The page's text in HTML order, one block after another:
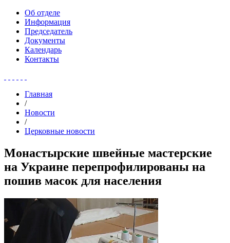
Об отделе
Информация
Председатель
Документы
Календарь
Контакты
Главная
/
Новости
/
Церковные новости
Монастырские швейные мастерские
на Украине перепрофилированы на
пошив масок для населения